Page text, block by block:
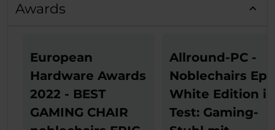
Awards
European
Hardware Awards
2022 - BEST
GAMING CHAIR
Allround-PC -
Noblechairs
White Edition
Test: Gaming-